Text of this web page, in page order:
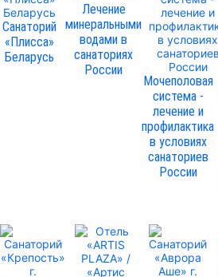
Санаторий
«Плисса»
Беларусь
Лечение
минеральными
водами в
санаториях
России
Мочеполовая
система -
лечение и
профилактика
в условиях
санаториев
России